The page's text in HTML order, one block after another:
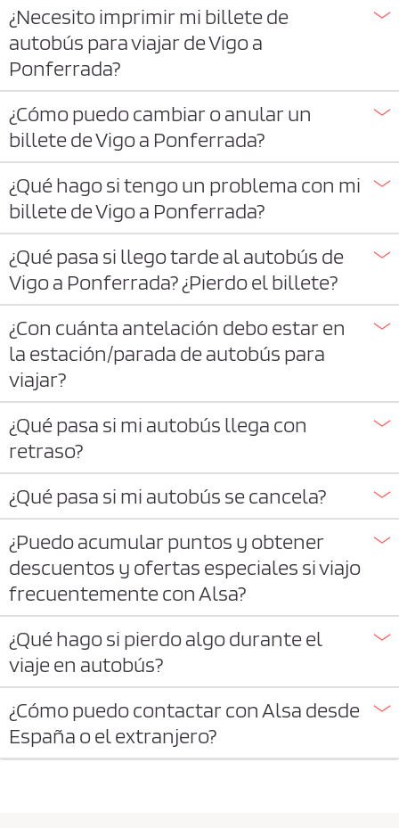
¿Necesito imprimir mi billete de
autobús para viajar de Vigo a
Ponferrada?
¿Cómo puedo cambiar o anular un
billete de Vigo a Ponferrada?
¿Qué hago si tengo un problema con mi
billete de Vigo a Ponferrada?
¿Qué pasa si llego tarde al autobús de
Vigo a Ponferrada? ¿Pierdo el billete?
¿Con cuánta antelación debo estar en
la estación/parada de autobús para
viajar?
¿Qué pasa si mi autobús llega con
retraso?
¿Qué pasa si mi autobús se cancela?
¿Puedo acumular puntos y obtener
descuentos y ofertas especiales si viajo
frecuentemente con Alsa?
¿Qué hago si pierdo algo durante el
viaje en autobús?
¿Cómo puedo contactar con Alsa desde
España o el extranjero?